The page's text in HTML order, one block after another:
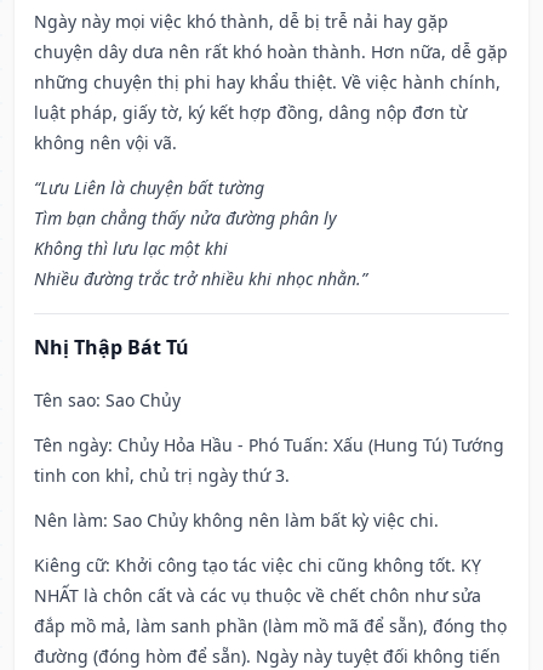
Ngày này mọi việc khó thành, dễ bị trễ nải hay gặp
chuyện dây dưa nên rất khó hoàn thành. Hơn nữa, dễ gặp
những chuyện thị phi hay khẩu thiệt. Về việc hành chính,
luật pháp, giấy tờ, ký kết hợp đồng, dâng nộp đơn từ
không nên vội vã.
“Lưu Liên là chuyện bất tường
Tìm bạn chẳng thấy nửa đường phân ly
Không thì lưu lạc một khi
Nhiều đường trắc trở nhiều khi nhọc nhằn.”
Nhị Thập Bát Tú
Tên sao: Sao Chủy
Tên ngày: Chủy Hỏa Hầu - Phó Tuấn: Xấu (Hung Tú) Tướng
tinh con khỉ, chủ trị ngày thứ 3.
Nên làm: Sao Chủy không nên làm bất kỳ việc chi.
Kiêng cữ: Khởi công tạo tác việc chi cũng không tốt. KỴ
NHẤT là chôn cất và các vụ thuộc về chết chôn như sửa
đắp mồ mả, làm sanh phần (làm mồ mã để sẵn), đóng thọ
đường (đóng hòm để sẵn). Ngày này tuyệt đối không tiến